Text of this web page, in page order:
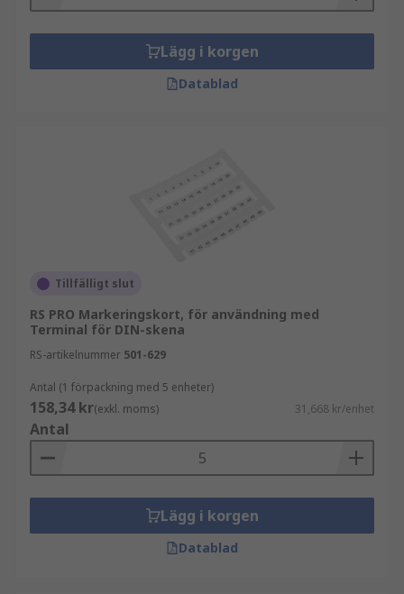
Lägg i korgen
Datablad
Tillfälligt slut
RS PRO Markeringskort, för användning med
Terminal för DIN-skena
RS-artikelnummer 501-629
Antal (1 förpackning med 5 enheter)
158,34 kr(exkl. moms) 31,668 kr/enhet
Antal
Lägg i korgen
Datablad